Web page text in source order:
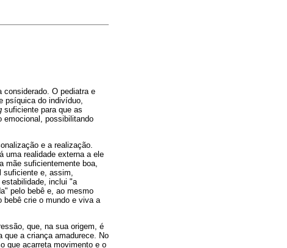
considerado. O pediatra e
psíquica do indivíduo,
suficiente para que as
emocional, possibilitando
e a realização.
uma realidade externa a ele
mãe suficientemente boa,
e, assim,
inclui "a
pelo bebê e, ao mesmo
bebê crie o mundo e viva a
que, na sua origem, é
que a criança amadurece. No
que acarreta movimento e o